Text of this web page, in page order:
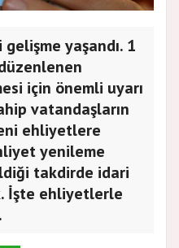
yaşandı. 1
için önemli uyarı
vatandaşların
ehliyetlere
yenileme
takdirde idari
İşte ehliyetlerle